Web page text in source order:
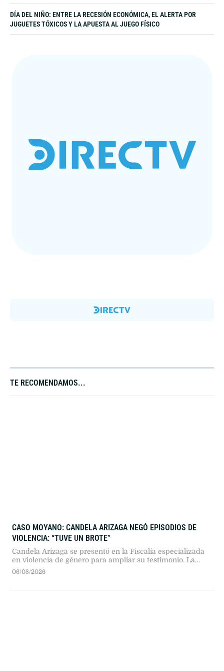
DÍA DEL NIÑO: ENTRE LA RECESIÓN ECONÓMICA, EL ALERTA POR
JUGUETES TÓXICOS Y LA APUESTA AL JUEGO FÍSICO
TE RECOMENDAMOS...
CASO MOYANO: CANDELA ARIZAGA NEGÓ EPISODIOS DE
VIOLENCIA: “TUVE UN BROTE”
Candela Arizaga se presentó en la Fiscalía especializada
en violencia de género para ampliar su testimonio. La
joven negó haber sufrido agresiones por parte de Facundo
06/08/2026